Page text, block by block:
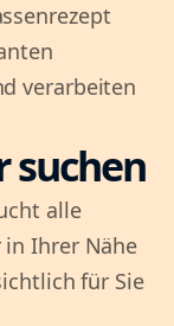
verarbeiten
suchen
alle
in Ihrer Nähe
für Sie